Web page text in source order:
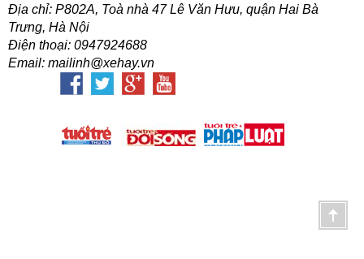
Địa chỉ: P802A, Toà nhà 47 Lê Văn Hưu, quận Hai Bà
Trưng, Hà Nội
Điện thoại: 0947924688
Email: mailinh@xehay.vn